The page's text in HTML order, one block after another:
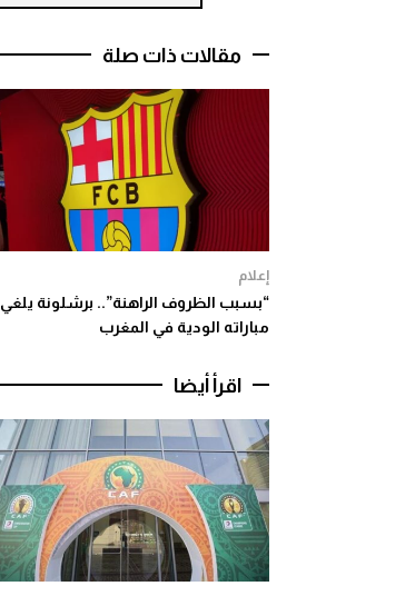
مقالات ذات صلة
إعلام
“بسبب الظروف الراهنة”.. برشلونة يلغي
مباراته الودية في المغرب
اقرأ أيضا